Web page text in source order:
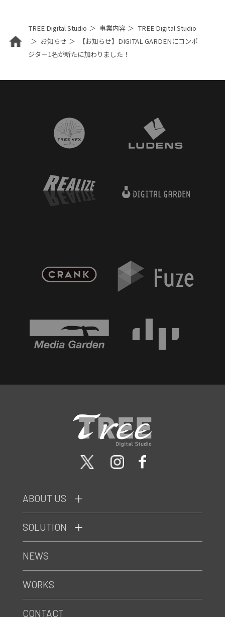
TREE Digital Studio 事業内容
TREE Digital Studio
お知らせ
【お知らせ】DIGITAL GARDENにコンポ
ジター1名が新たに加わりました！
ABOUT US
SOLUTION
NEWS
WORKS
CONTACT